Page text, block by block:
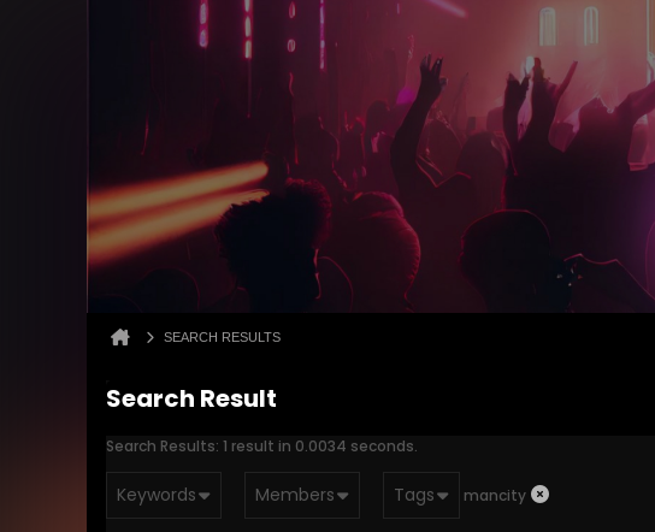
SEARCH RESULTS
Search Result
Search Results: 1 result in 0.0034 seconds.
Keywords Members Tags mancity